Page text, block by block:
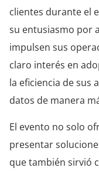
clientes durante el
su entusiasmo por
impulsen sus
claro interés en
la eficiencia de sus
datos de manera
El evento no solo
presentar
que también sirvió